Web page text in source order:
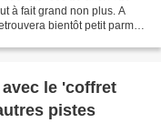
à fait grand non plus. A
bientôt petit parmi
le 'coffret
pistes